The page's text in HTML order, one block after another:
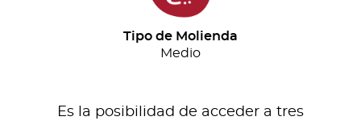
Tipo de Molienda
Medio
Es la posibilidad de acceder a tres